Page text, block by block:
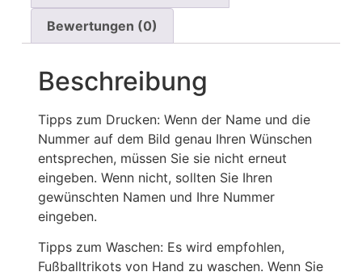
Bewertungen (0)
Beschreibung
Tipps zum Drucken: Wenn der Name und die
Nummer auf dem Bild genau Ihren Wünschen
entsprechen, müssen Sie sie nicht erneut
eingeben. Wenn nicht, sollten Sie Ihren
gewünschten Namen und Ihre Nummer
eingeben.
Tipps zum Waschen: Es wird empfohlen,
Fußballtrikots von Hand zu waschen. Wenn Sie